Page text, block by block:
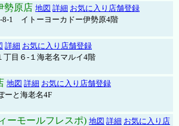
勢原店 地図 詳細 お気に入り店舗登録
8-1 イトーヨーカドー伊勢原4階
詳細 お気に入り店舗登録
丁目６-１海老名マルイ4階
地図 詳細 お気に入り店舗登録
ーと海老名4F
ーモールフレスポ) 地図 詳細 お気に入り店